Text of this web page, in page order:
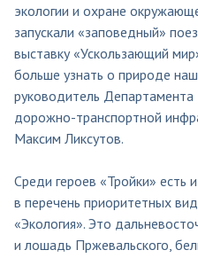
экологии и охране
запускали «заповедный»
выставку «Ускользающий
больше узнать о природе
руководитель Департамента
дорожно-транспортной
Максим Ликсутов.
Среди героев «Тройки» есть
в перечень приоритетных
«Экология». Это
и лошадь Пржевальского,